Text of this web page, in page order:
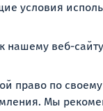
условия
веб-
право по
Мы